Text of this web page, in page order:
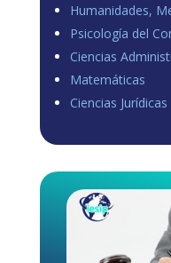
Humanidades,
Psicología del
Ciencias
Matemáticas
Ciencias Jurídicas